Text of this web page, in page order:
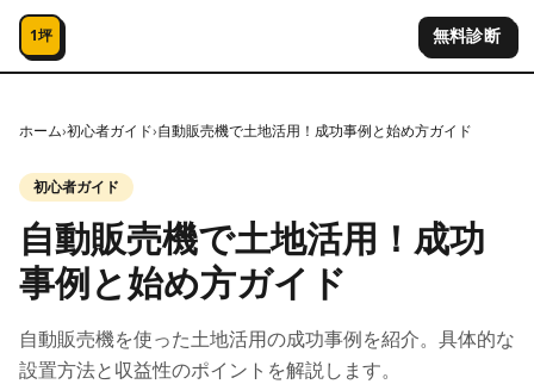
コンテンツへスキップ
1坪 無料診断
ホーム›初心者ガイド›自動販売機で土地活用！成功事例と始め方ガイド
初心者ガイド
自動販売機で土地活用！成功
事例と始め方ガイド
自動販売機を使った土地活用の成功事例を紹介。具体的な
設置方法と収益性のポイントを解説します。